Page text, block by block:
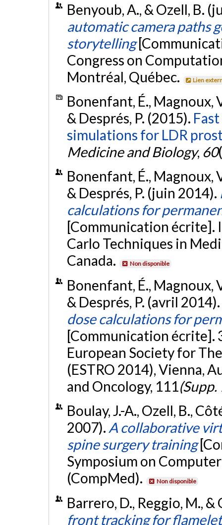
Benyoub, A., & Ozell, B.
automatic camera paths
storytelling
Congress on
Montréal, Québec.
Lien
Bonenfant, É., Magnoux,
& Després, P. (2015).
simulations for LDR
Medicine and Biology, 60
Bonenfant, É., Magnoux,
& Després, P. (juin 2014).
calculations for
[Communication
Carlo Techniques in
Canada.
Non disponible
Bonenfant, É., Magnoux,
& Després, P. (avril 2014).
dose calculations for
[Communication écrite].
European Society for
(ESTRO 2014), Vienna,
and Oncology, 111 (Supp.
Boulay, J.-A., Ozell, B.,
2007). A collaborative
spine surgery training
Symposium on
(CompMed).
Non disponible
Barrero, D., Reggio, M.,
front tracking for